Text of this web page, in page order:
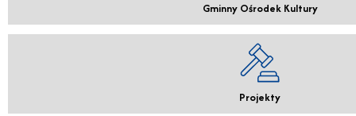
Gminny Ośrodek Kultury
Projekty